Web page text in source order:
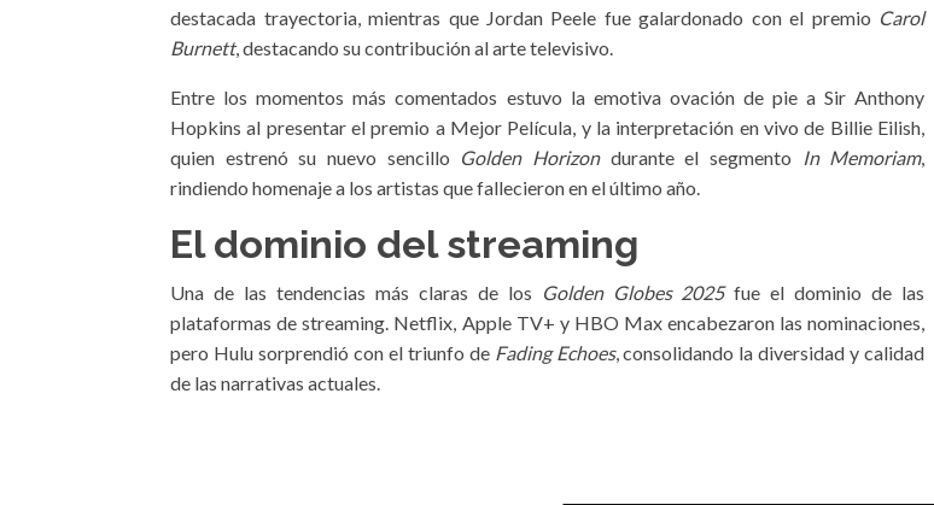
destacada trayectoria, mientras que Jordan Peele fue galardonado con el premio Carol
Burnett, destacando su contribución al arte televisivo.
Entre los momentos más comentados estuvo la emotiva ovación de pie a Sir Anthony
Hopkins al presentar el premio a Mejor Película, y la interpretación en vivo de Billie Eilish,
quien estrenó su nuevo sencillo Golden Horizondurante el segmento In Memoriam,
rindiendo homenaje a los artistas que fallecieron en el último año.
El dominio del streaming
Una de las tendencias más claras de los Golden Globes 2025fue el dominio de las
plataformas de streaming. Netflix, Apple TV+ y HBO Max encabezaron las nominaciones,
pero Hulu sorprendió con el triunfo de Fading Echoes, consolidando la diversidad y calidad
de las narrativas actuales.